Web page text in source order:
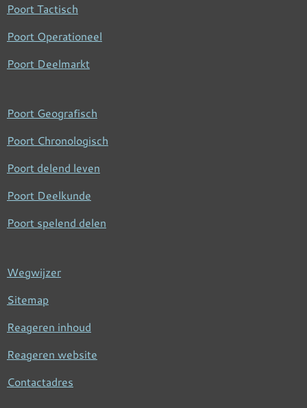
Poort Tactisch
Poort Operationeel
Poort Deelmarkt
Poort Geografisch
Poort Chronologisch
Poort delend leven
Poort Deelkunde
Poort spelend delen
Wegwijzer
Sitemap
Reageren inhoud
Reageren website
Contactadres